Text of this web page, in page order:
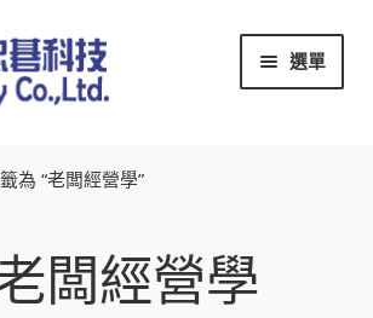
選單
為 “老闆經營學”
闆經營學